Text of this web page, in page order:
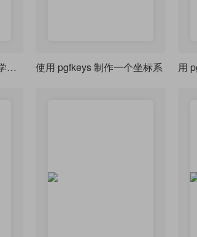
SpanishCards 西语单词学习笔记 使用 pgfkeys 制作一个坐标系 用